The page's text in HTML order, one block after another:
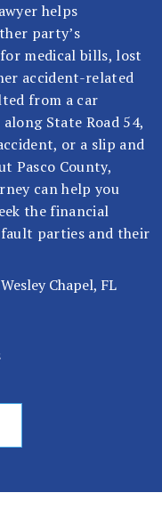
helps
party’s
medical bills, lost
accident-related
from a car
State Road 54,
or a slip and
Pasco County,
can help you
the financial
parties and their
Chapel, FL